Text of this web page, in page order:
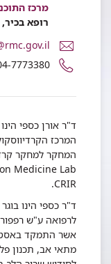
מרכז
רופא בכיר,
דואר
אלקטרוני
ד"ר
כספי
מספר
טלפון
אורן
כספי
7773380
ד"ר אורן כספי
המרכז
המחקר למחקר
CRIR.
ד"ר כספי הינו
אשר התמקד
מתאי אב, תכנון